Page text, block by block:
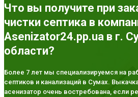
Что вы получите при
чистки септика в
Asenizator24.pp.ua в г.
области?
Более 7 лет мы специализируемся на
септиков и канализаций в Сумах.
асенизатор очень востребована, если